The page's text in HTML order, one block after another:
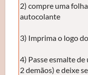
2) compre uma
autocolante
3) Imprima o logo
4) Passe esmalte
2 demãos) e deixe